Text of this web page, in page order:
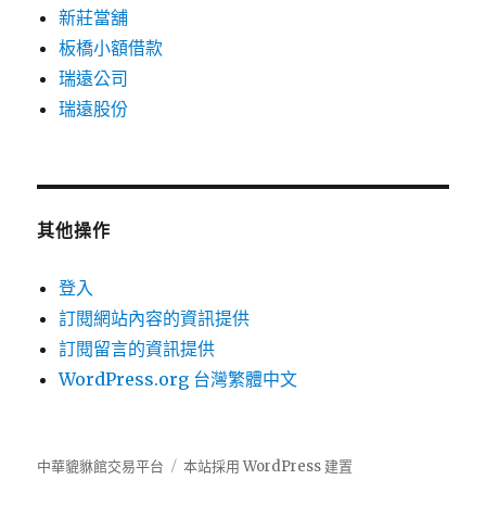
新莊當舖
板橋小額借款
瑞遠公司
瑞遠股份
其他操作
登入
訂閱網站內容的資訊提供
訂閱留言的資訊提供
WordPress.org 台灣繁體中文
中華貔貅館交易平台 本站採用 WordPress 建置